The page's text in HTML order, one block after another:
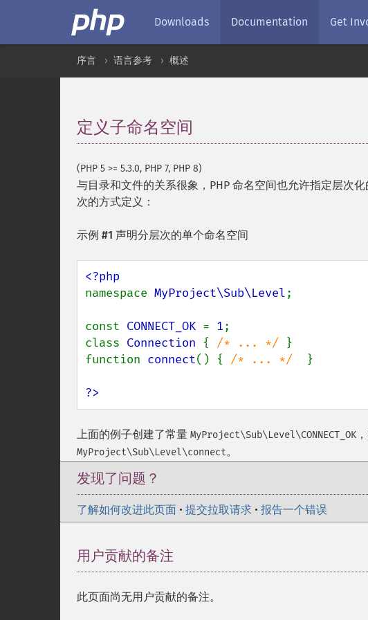
Downloads Documentation Get
序言 语言参考 概述
定义子命名空间
(PHP 5 >= 5.3.0, PHP 7, PHP 8)
与目录和文件的关系很象，PHP 命名空间也允许指定层次
次的方式定义：
示例 #1 声明分层次的单个命名空间
namespace MyProject\Sub\Level;
const CONNECT_OK = 1;
class Connection { /* ... */
}
function connect() { /* ... */ }
?>
上面的例子创建了常量 MyProject\Sub\Level\CONNECT_OK
MyProject\Sub\Level\connect。
发现了问题？
了解如何改进此页面 • 提交拉取请求 • 报告一个错误
用户贡献的备注
此页面尚无用户贡献的备注。